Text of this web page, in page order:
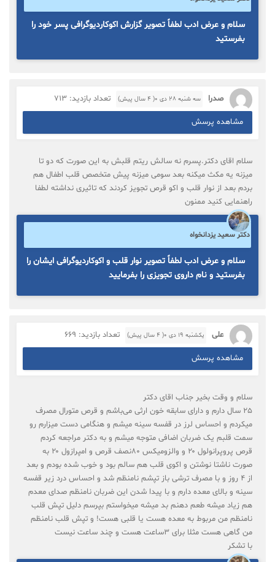
سلام و عرض ادب لطفاً تصویر گزارش اکوکاردیوگرافی پسر خود را
بفرستید
صدرا سه شنبه ۲۸ دی ۰( 4 سال پیش) تعداد بازدید: 713
مشاهده پرسش
سلام اقای دکتر.پسرم نه سالش ریتم قلبش به این صورت که دو تا
میزنه یه مکث میکنه بعد سومی میزنه پیش متخصص قلب اطفال هم
بردم بعد از نوار قلب و اکو قرص تجویز کردند که تاثیری نداشته لطفا
راهنمایی کنید ممنون
دکتر سعید یزدانخواه
سلام و عرض ادب لطفاً تصویر نوار قلب و اکوکاردیوگرافی ایشان را
بفرستید و نام داروی تجویزی را بفرمایید
علی یکشنبه ۱۹ دی ۰( 4 سال پیش) تعداد بازدید: 669
مشاهده پرسش
سلام و وقت بخیر جناب اقای دکتر
۲۵ سال دارم و دارای سابقه خون ارثی می‌باشم و قرص متورال مصرف
میکردم و احساس لرز در قفسه سینه میشم و هنگامی دست میزارم رو
سمت قلبم یک ضربان اضافی متوجه میشم و به دکتر مراجعه کردم
قرص پروپرانولول ۲۰ و والزومیکس ۸۰نصف قرص و امپرازول ۲۰ به
صورت ناشتا نوشتن و اکوی قلب هم سالم بود و خوب شده بودم و بعد
از ۴ روز و با مصرف ترشی باز تپشم نامنظم شد و احساس درد زیر قفسه
سینه و بالای معده دارم و با پیدا شدن این ضربان نامنظم صدای معدم
هم زیاد میشه طعم دهنم بد میشه میخواستم بپرسم دلیل تپش قلب
نامنظم من مربوط به معده هست یا قلبی هست! و تپش قلب نامنظم
من گاهی هست مثلا برای ۳ساعت هست و چند ساعت نیست
با تشکر